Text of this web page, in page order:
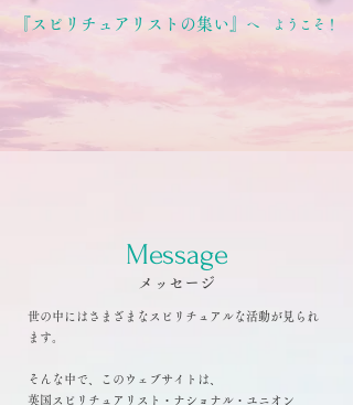
『スピリチュアリストの集い』 へ ようこ そ！
Message
メッセージ
世の中にはさまざまなスピリチュアルな活動が見られ
ます。
そんな中で、このウェブサイトは、
英国スピリチュアリスト・ナショナル・ユニオン